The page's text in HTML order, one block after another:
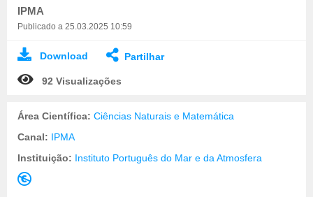
IPMA
Publicado a 25.03.2025 10:59
Download Partilhar
92 Visualizações
Área Científica: Ciências Naturais e Matemática
Canal: IPMA
Instituição: Instituto Português do Mar e da Atmosfera